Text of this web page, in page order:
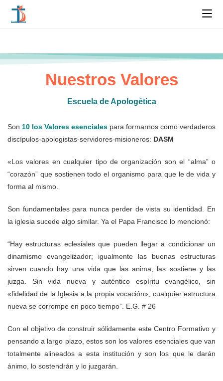
Nuestros Valores
Escuela de Apologética
Son 10 los Valores esenciales para formarnos como verdaderos
discípulos-apologistas-servidores-misioneros: DASM
«Los valores en cualquier tipo de organización son el “alma” o
“corazón” que sostienen todo el organismo para que le de vida y
forma al mismo.
Son fundamentales para nunca perder de vista su identidad. En
la iglesia sucede algo similar. Ya el Papa Francisco lo mencionó:
“Hay estructuras eclesiales que pueden llegar a condicionar un
dinamismo evangelizador; igualmente las buenas estructuras
sirven cuando hay una vida que las anima, las sostiene y las
juzga. Sin vida nueva y auténtico espíritu evangélico, sin
«fidelidad de la Iglesia a la propia vocación», cualquier estructura
nueva se corrompe en poco tiempo”. E.G. # 26
Con el objetivo de construir sólidamente este Centro Formativo y
pensando a largo plazo, estos son los valores esenciales que van
totalmente alineados a esta institución y son los que le darán
ánimo, lo sostendrán y lo juzgarán.